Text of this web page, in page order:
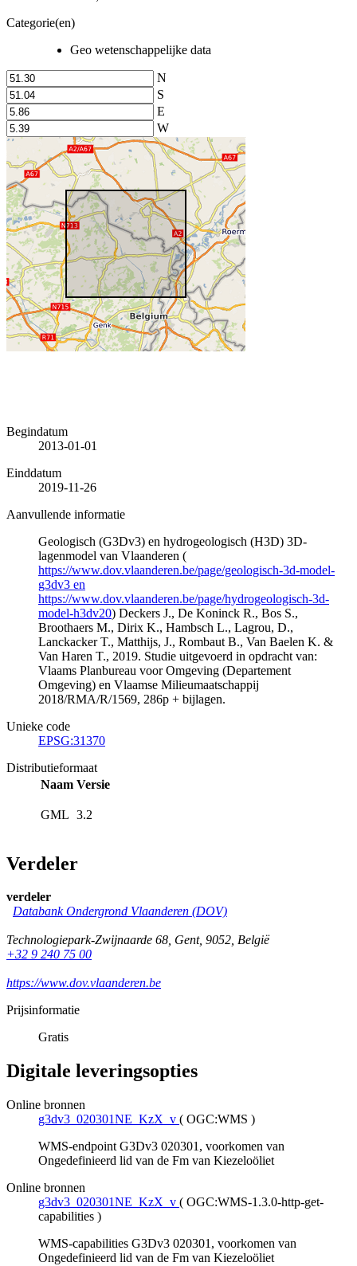
Categorie(en)
Geo wetenschappelijke data
N
S
E
W
Begindatum
2013-01-01
Einddatum
2019-11-26
Aanvullende informatie
Geologisch (G3Dv3) en hydrogeologisch (H3D) 3D-
lagenmodel van Vlaanderen (
https://www.dov.vlaanderen.be/page/geologisch-3d-model-
g3dv3 en
https://www.dov.vlaanderen.be/page/hydrogeologisch-3d-
model-h3dv20) Deckers J., De Koninck R., Bos S.,
Broothaers M., Dirix K., Hambsch L., Lagrou, D.,
Lanckacker T., Matthijs, J., Rombaut B., Van Baelen K. &
Van Haren T., 2019. Studie uitgevoerd in opdracht van:
Vlaams Planbureau voor Omgeving (Departement
Omgeving) en Vlaamse Milieumaatschappij
2018/RMA/R/1569, 286p + bijlagen.
Unieke code
EPSG:31370
Distributieformaat
Naam Versie
GML 3.2
Verdeler
verdeler
Databank Ondergrond Vlaanderen (DOV)
Technologiepark-Zwijnaarde 68, Gent, 9052, België
+32 9 240 75 00
https://www.dov.vlaanderen.be
Prijsinformatie
Gratis
Digitale leveringsopties
Online bronnen
g3dv3_020301NE_KzX_v ( OGC:WMS )
WMS-endpoint G3Dv3 020301, voorkomen van
Ongedefinieerd lid van de Fm van Kiezeloöliet
Online bronnen
g3dv3_020301NE_KzX_v ( OGC:WMS-1.3.0-http-get-
capabilities )
WMS-capabilities G3Dv3 020301, voorkomen van
Ongedefinieerd lid van de Fm van Kiezeloöliet